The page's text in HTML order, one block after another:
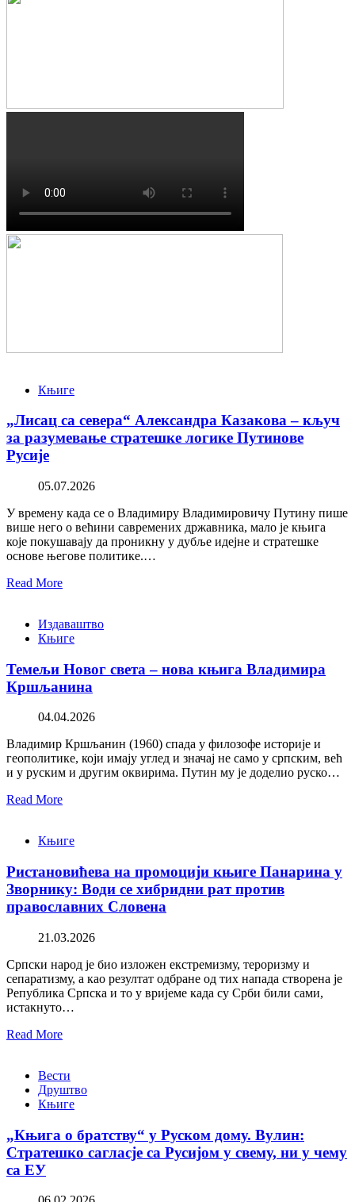
Књиге
„Лисац са севера“ Александра Казакова – кључ
за разумевање стратешке логике Путинове
Русије
05.07.2026
У времену када се о Владимиру Владимировичу Путину пише
више него о већини савремених државника, мало је књига
које покушавају да проникну у дубље идејне и стратешке
основе његове политике.…
Read More
Издаваштво
Књиге
Темељи Новог света – нова књига Владимира
Кршљанина
04.04.2026
Владимир Кршљанин (1960) спада у филозофе историје и
геополитике, који имају углед и значај не само у српским, већ
и у руским и другим оквирима. Путин му је доделио руско…
Read More
Књиге
Ристановићева на промоцији књиге Панарина у
Зворнику: Води се хибридни рат против
православних Словена
21.03.2026
Српски народ је био изложен екстремизму, тероризму и
сепаратизму, а као резултат одбране од тих напада створена је
Република Српска и то у вријеме када су Срби били сами,
истакнуто…
Read More
Вести
Друштво
Књиге
„Књига о братству“ у Руском дому. Вулин:
Стратешко сагласје са Русијом у свему, ни у чему
са ЕУ